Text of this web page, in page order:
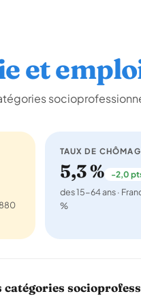
et
TAUX DE
5,3 % -2,0
des 15-64 ans ·
%